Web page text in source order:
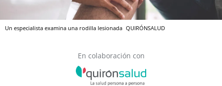
Un especialista examina una rodilla lesionada QUIRÓNSALUD
En colaboración con